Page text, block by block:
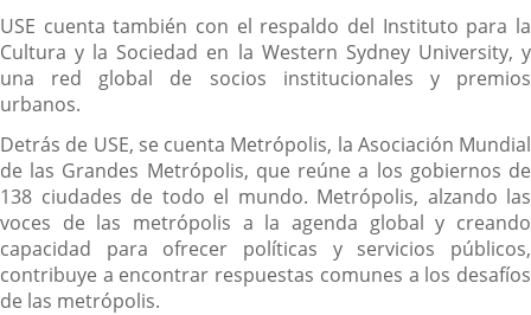
USE cuenta también con el respaldo del Instituto para la
Cultura y la Sociedad en la Western Sydney University, y
una red global de socios institucionales y premios
urbanos.
Detrás de USE, se cuenta Metrópolis, la Asociación Mundial
de las Grandes Metrópolis, que reúne a los gobiernos de
138 ciudades de todo el mundo. Metrópolis, alzando las
voces de las metrópolis a la agenda global y creando
capacidad para ofrecer políticas y servicios públicos,
contribuye a encontrar respuestas comunes a los desafíos
de las metrópolis.